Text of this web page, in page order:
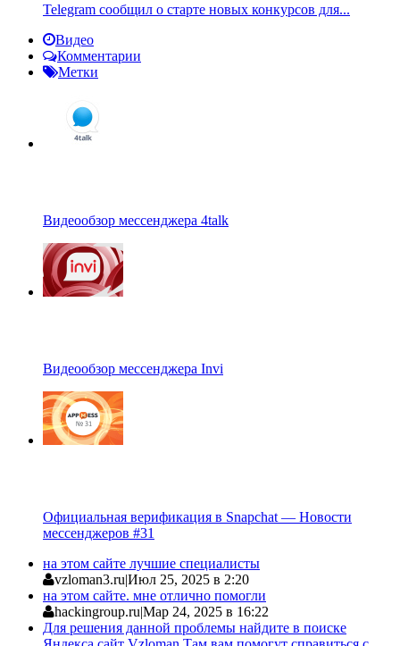
Telegram сообщил о старте новых конкурсов для...
Видео
Комментарии
Метки
Видеообзор мессенджера 4talk
Видеообзор мессенджера Invi
Официальная верификация в Snapchat — Новости
мессенджеров #31
на этом сайте лучшие специалисты
vzloman3.ru|Июл 25, 2025 в 2:20
на этом сайте. мне отлично помогли
hackingroup.ru|Мар 24, 2025 в 16:22
Для решения данной проблемы найдите в поиске